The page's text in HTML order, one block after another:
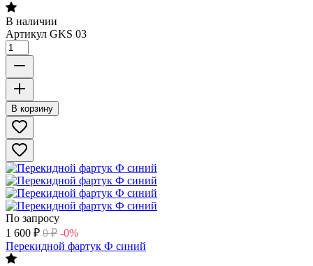
В наличии
Артикул GKS 03
В корзину
По запросу
1 600 ₽ 0 ₽ -0%
Перекидной фартук Ф синий